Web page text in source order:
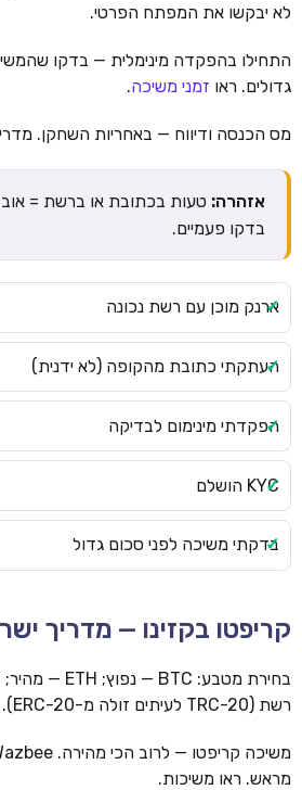
לא יבקשו את המפתח הפרטי.
התחילו בהפקדה מינימלית — בדקו
גדולים. ראו זמני משיכה.
מס הכנסה ודיווח — באחריות השחקן.
אזהרה: טעות בכתובת או ברשת =
בדקו פעמיים.
ארנק מוכן עם רשת נכונה
העתקתי כתובת מהקופה (לא ידנית)
הפקדתי מינימום לבדיקה
KYC הושלם
בדקתי משיכה לפני סכום גדול
קריפטו בקזינו — מדריך
רשת (TRC-20 לעיתים זולה מ-ERC-20).
מראש. ראו משיכות.